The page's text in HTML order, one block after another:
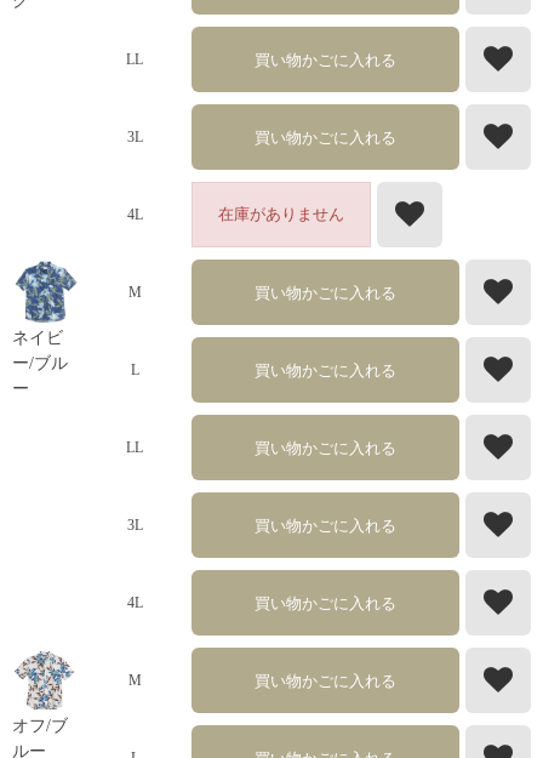
LL 買い物かごに入れる
3L 買い物かごに入れる
4L 在庫がありません
ネイビ
ー/ブル
ー
M 買い物かごに入れる
L 買い物かごに入れる
LL 買い物かごに入れる
3L 買い物かごに入れる
4L 買い物かごに入れる
オフ/ブ
ルー
M 買い物かごに入れる